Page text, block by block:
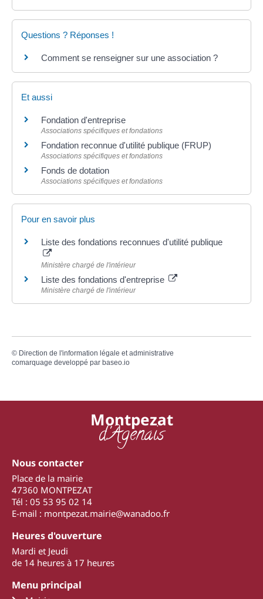
Questions ? Réponses !
Comment se renseigner sur une association ?
Et aussi
Fondation d'entreprise
Associations spécifiques et fondations
Fondation reconnue d'utilité publique (FRUP)
Associations spécifiques et fondations
Fonds de dotation
Associations spécifiques et fondations
Pour en savoir plus
Liste des fondations reconnues d'utilité publique
Ministère chargé de l'intérieur
Liste des fondations d'entreprise
Ministère chargé de l'intérieur
© Direction de l'information légale et administrative
comarquage developpé par baseo.io
Montpezat
d'Agenais
Nous contacter
Place de la mairie
47360 MONTPEZAT
Tél : 05 53 95 02 14
E-mail : montpezat.mairie@wanadoo.fr
Heures d'ouverture
Mardi et Jeudi
de 14 heures à 17 heures
Menu principal